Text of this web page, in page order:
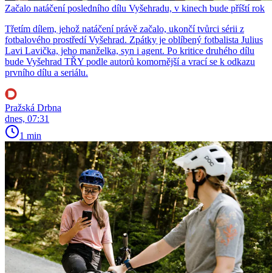
Začalo natáčení posledního dílu Vyšehradu, v kinech bude příští rok
Třetím dílem, jehož natáčení právě začalo, ukončí tvůrci sérii z
fotbalového prostředí Vyšehrad. Zpátky je oblíbený fotbalista Julius
Lavi Lavička, jeho manželka, syn i agent. Po kritice druhého dílu
bude Vyšehrad TŘY podle autorů komornější a vrací se k odkazu
prvního dílu a seriálu.
Pražská Drbna
dnes, 07:31
1 min